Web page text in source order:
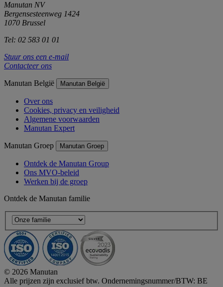
Manutan NV
Bergensesteenweg 1424
1070 Brussel
Tel: 02 583 01 01
Stuur ons een e-mail
Contacteer ons
Manutan België Manutan België
Over ons
Cookies, privacy en veiligheid
Algemene voorwaarden
Manutan Expert
Manutan Groep Manutan Groep
Ontdek de Manutan Group
Ons MVO-beleid
Werken bij de groep
Ontdek de Manutan familie
© 2026 Manutan
Alle prijzen zijn exclusief btw. Ondernemingsnummer/BTW: BE